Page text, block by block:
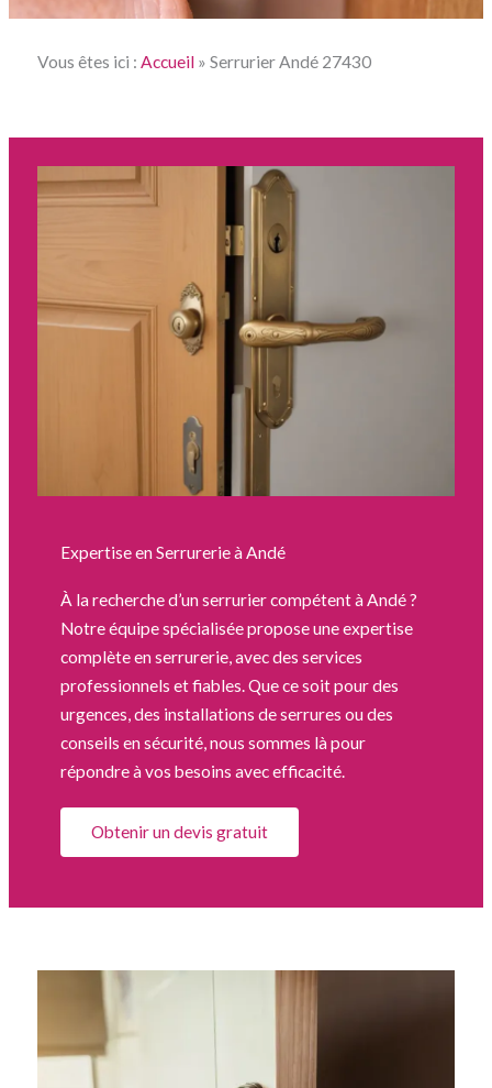
Vous êtes ici : Accueil» Serrurier Andé 27430
Expertise en Serrurerie à Andé
À la recherche d’un serrurier compétent à Andé ?
Notre équipe spécialisée propose une expertise
complète en serrurerie, avec des services
professionnels et fiables. Que ce soit pour des
urgences, des installations de serrures ou des
conseils en sécurité, nous sommes là pour
répondre à vos besoins avec efficacité.
Obtenir un devis gratuit